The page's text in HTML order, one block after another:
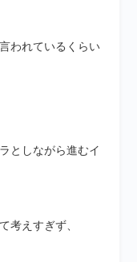
われているくらい
としながら進むイ
考えすぎず、